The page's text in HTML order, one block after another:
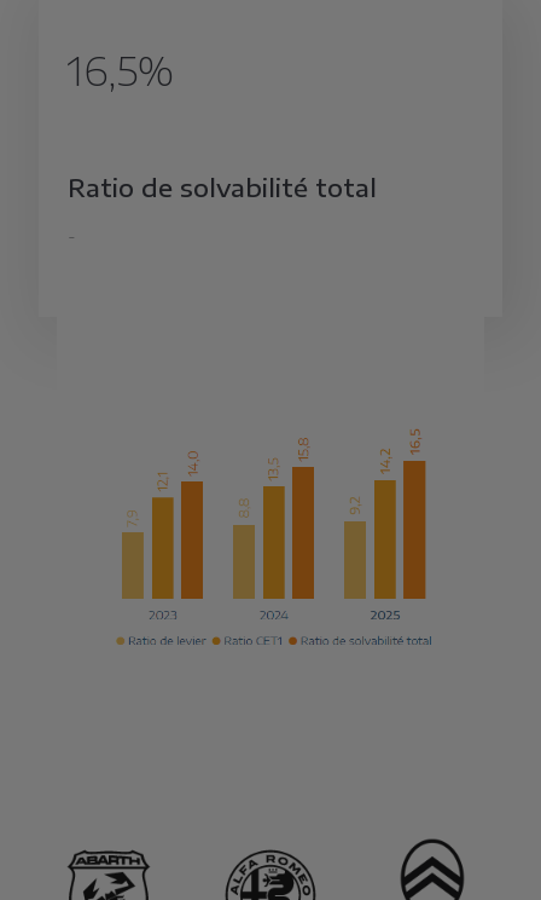
16,5%
Ratio de solvabilité total
-